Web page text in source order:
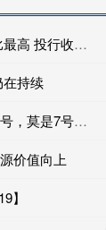
股票怎么配资 国金证券自营非权益/权益资产之比最高 投行收入高达10亿元可利润仍为负值|券商年报
持续
日进金配资APP下载 假面骑士Zeztz：诺克斯是4号，莫是7号，几年间竟然消耗了三位特工
价值向上
】